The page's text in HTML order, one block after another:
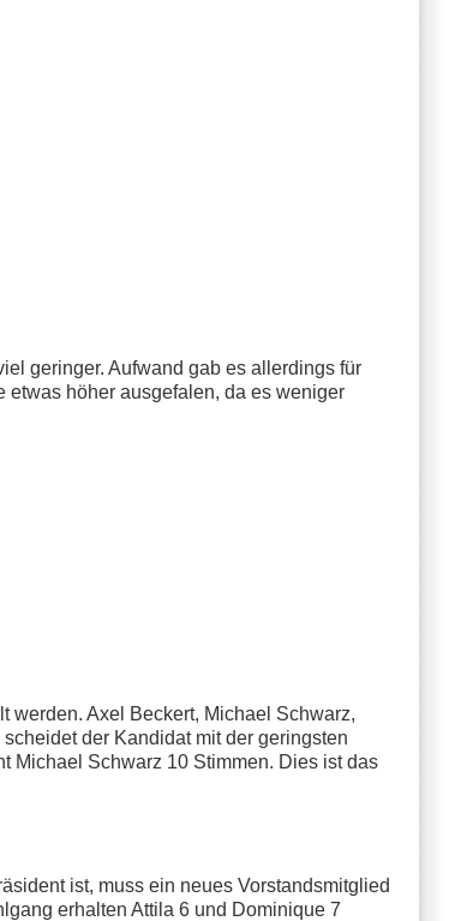
geringer. Aufwand gab es allerdings für
etwas höher ausgefalen, da es weniger
werden. Axel Beckert, Michael Schwarz,
der Kandidat mit der geringsten
Michael Schwarz 10 Stimmen. Dies ist das
ist, muss ein neues Vorstandsmitglied
erhalten Attila 6 und Dominique 7